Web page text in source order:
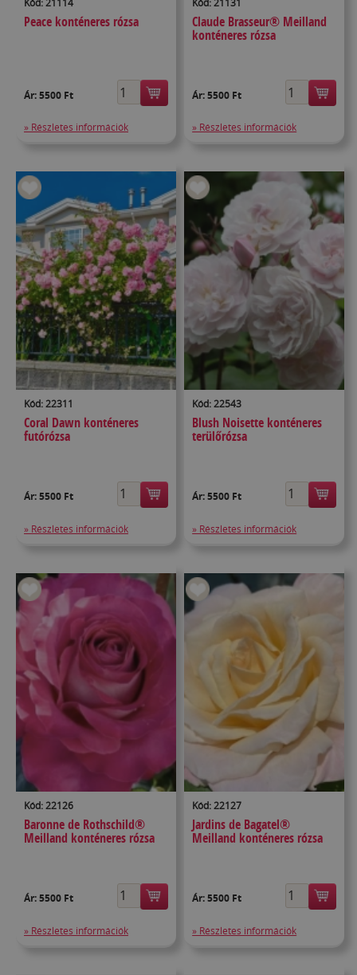
Peace konténeres rózsa
Ár:5500 Ft
» Részletes információk
Claude Brasseur® Meilland
konténeres rózsa
Ár:5500 Ft
» Részletes információk
Kód: 22311
Coral Dawn konténeres
futórózsa
Ár:5500 Ft
» Részletes információk
Kód: 22543
Blush Noisette konténeres
terülőrózsa
Ár:5500 Ft
» Részletes információk
Kód: 22126
Baronne de Rothschild®
Meilland konténeres rózsa
Ár:5500 Ft
» Részletes információk
Kód: 22127
Jardins de Bagatel®
Meilland konténeres rózsa
Ár:5500 Ft
» Részletes információk